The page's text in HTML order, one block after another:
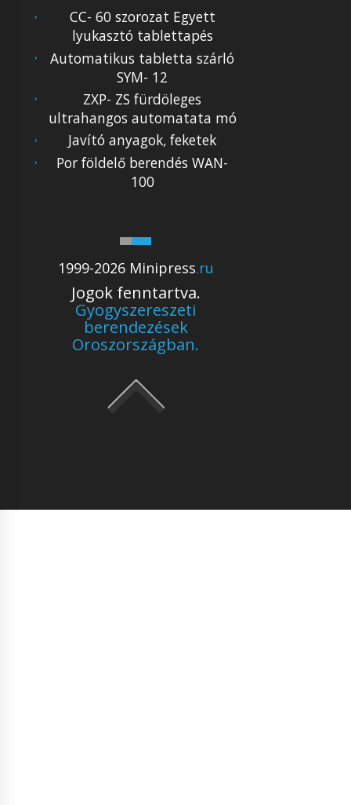
1999-2026 Minipress.ru
Jogok fenntartva.
Gyogyszereszeti
berendezések
Oroszországban.
CC- 60 szorozat Egyett
lyukasztó tablettapés
Automatikus tabletta szárló
SYM- 12
ZXP- ZS fürdöleges
ultrahangos automatata mó
Javító anyagok, feketek
Por földelő berendés WAN-
100